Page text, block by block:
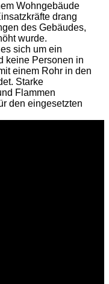
Wohngebäude
drang
des Gebäudes,
wurde.
sich um ein
keine Personen in
einem Rohr in den
Starke
Flammen
den eingesetzten